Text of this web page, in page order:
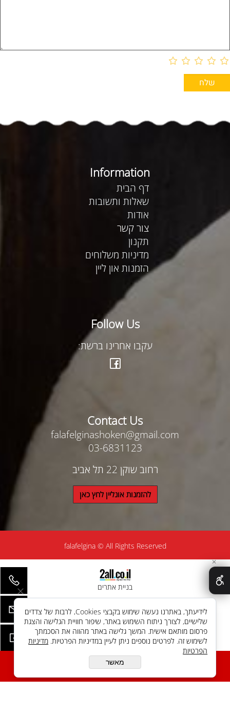
הוספה להזמנה
Information
דף הבית
שאלות ותשובות
אודות
צור קשר
תקנון
מדיניות משלוחים
הזמנות און ליין
Follow Us
עקבו אחרינו ברשת:
Contact Us
falafelginashoken@gmail.com
03-6831123
רחוב שוקן 22 תל אביב
להזמנות אונליין לחץ כאן
falafelgina © All Rights Reserved
בניית אתרים
✕
לידיעתך, באתרנו נעשה שימוש בקבצי Cookies, לרבות של צדדים
שלישיים, לצורך ניתוח השימוש באתר, שיפור חוויית הגלישה והצגת
פרסום מותאם אישית. המשך גלישה באתר מהווה את הסכמתך
לשימוש זה. לפרטים נוספים ניתן לעיין במדיניות הפרטיות. מדיניות
הפרטיות
מאשר